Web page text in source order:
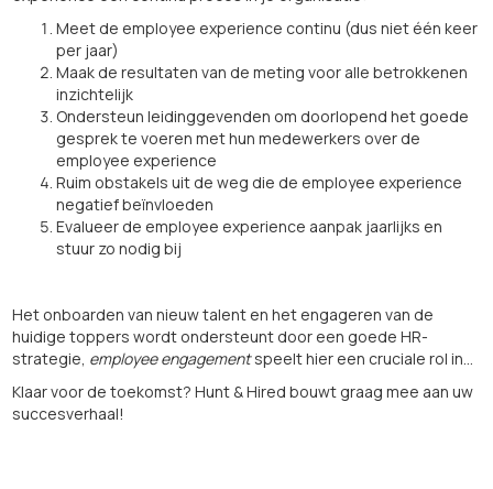
Meet de employee experience continu (dus niet één keer
per jaar)
Maak de resultaten van de meting voor alle betrokkenen
inzichtelijk
Ondersteun leidinggevenden om doorlopend het goede
gesprek te voeren met hun medewerkers over de
employee experience
Ruim obstakels uit de weg die de employee experience
negatief beïnvloeden
Evalueer de employee experience aanpak jaarlijks en
stuur zo nodig bij
Het onboarden van nieuw talent en het engageren van de
huidige toppers wordt ondersteunt door een goede HR-
strategie, employee engagementspeelt hier een cruciale rol in…
Klaar voor de toekomst? Hunt & Hired bouwt graag mee aan uw
succesverhaal!